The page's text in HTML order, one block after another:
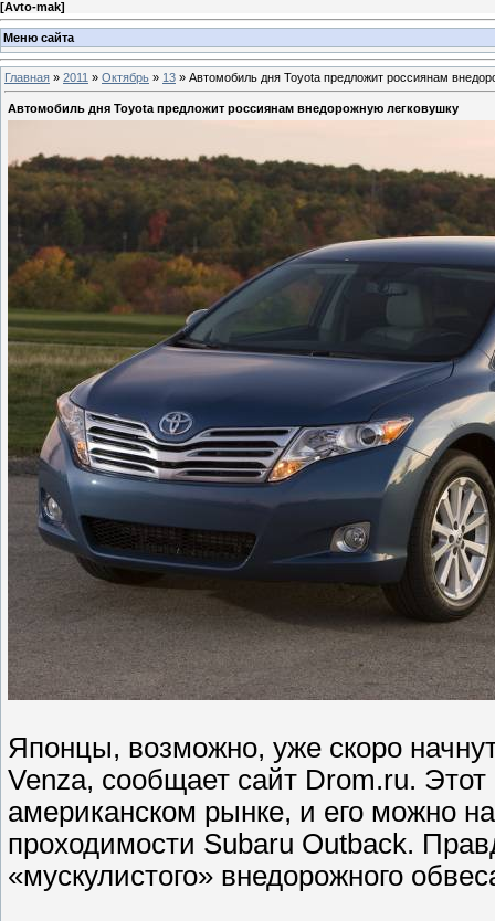
[Avto-mak]
Меню сайта
Главная » 2011 » Октябрь » 13 » Автомобиль дня Toyota предложит россиянам
Автомобиль дня Toyota предложит россиянам внедорожную легковушку
Японцы, возможно, уже скоро
Venza, сообщает сайт Drom.ru.
американском рынке, и его можно
проходимости Subaru Outback.
«мускулистого» внедорожного